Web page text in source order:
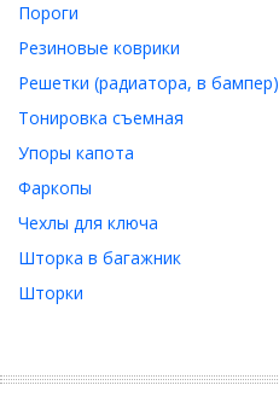
Пороги
Резиновые коврики
Решетки (радиатора, в бампер)
Тонировка съемная
Упоры капота
Фаркопы
Чехлы для ключа
Шторка в багажник
Шторки